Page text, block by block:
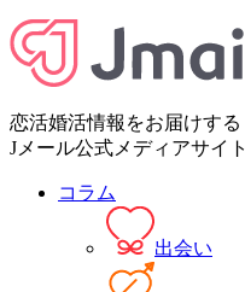
恋活婚活情報をお届けする
Jメール公式メディアサイト
コラム
出会い